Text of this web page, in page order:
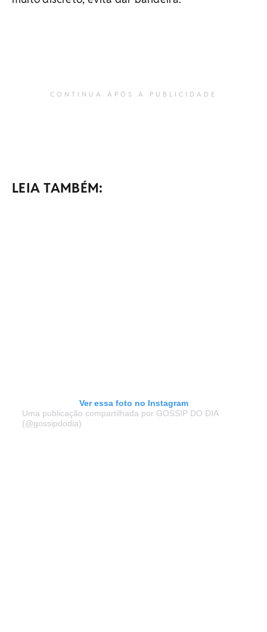
CONTINUA APÓS A PUBLICIDADE
LEIA TAMBÉM:
Ver essa foto no Instagram
Uma publicação compartilhada por GOSSIP DO DIA
(@gossipdodia)